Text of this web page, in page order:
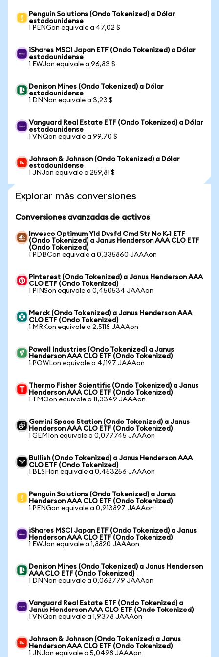
Penguin Solutions (Ondo Tokenized) a Dólar
estadounidense
1 PENGon equivale a 47,02 $
iShares MSCI Japan ETF (Ondo Tokenized) a Dólar
estadounidense
1 EWJon equivale a 96,83 $
Denison Mines (Ondo Tokenized) a Dólar
estadounidense
1 DNNon equivale a 3,23 $
Vanguard Real Estate ETF (Ondo Tokenized) a Dólar
estadounidense
1 VNQon equivale a 99,70 $
Johnson & Johnson (Ondo Tokenized) a Dólar
estadounidense
1 JNJon equivale a 259,81 $
Explorar más conversiones
Conversiones avanzadas de activos
Invesco Optimum Yld Dvsfd Cmd Str No K-1 ETF
(Ondo Tokenized) a Janus Henderson AAA CLO ETF
(Ondo Tokenized)
1 PDBCon equivale a 0,335860 JAAAon
Pinterest (Ondo Tokenized) a Janus Henderson AAA
CLO ETF (Ondo Tokenized)
1 PINSon equivale a 0,450534 JAAAon
Merck (Ondo Tokenized) a Janus Henderson AAA
CLO ETF (Ondo Tokenized)
1 MRKon equivale a 2,5118 JAAAon
Powell Industries (Ondo Tokenized) a Janus
Henderson AAA CLO ETF (Ondo Tokenized)
1 POWLon equivale a 4,1197 JAAAon
Thermo Fisher Scientific (Ondo Tokenized) a Janus
Henderson AAA CLO ETF (Ondo Tokenized)
1 TMOon equivale a 11,3349 JAAAon
Gemini Space Station (Ondo Tokenized) a Janus
Henderson AAA CLO ETF (Ondo Tokenized)
1 GEMIon equivale a 0,077745 JAAAon
Bullish (Ondo Tokenized) a Janus Henderson AAA
CLO ETF (Ondo Tokenized)
1 BLSHon equivale a 0,453256 JAAAon
Penguin Solutions (Ondo Tokenized) a Janus
Henderson AAA CLO ETF (Ondo Tokenized)
1 PENGon equivale a 0,913897 JAAAon
iShares MSCI Japan ETF (Ondo Tokenized) a Janus
Henderson AAA CLO ETF (Ondo Tokenized)
1 EWJon equivale a 1,8820 JAAAon
Denison Mines (Ondo Tokenized) a Janus Henderson
AAA CLO ETF (Ondo Tokenized)
1 DNNon equivale a 0,062779 JAAAon
Vanguard Real Estate ETF (Ondo Tokenized) a
Janus Henderson AAA CLO ETF (Ondo Tokenized)
1 VNQon equivale a 1,9378 JAAAon
Johnson & Johnson (Ondo Tokenized) a Janus
Henderson AAA CLO ETF (Ondo Tokenized)
1 JNJon equivale a 5,0498 JAAAon